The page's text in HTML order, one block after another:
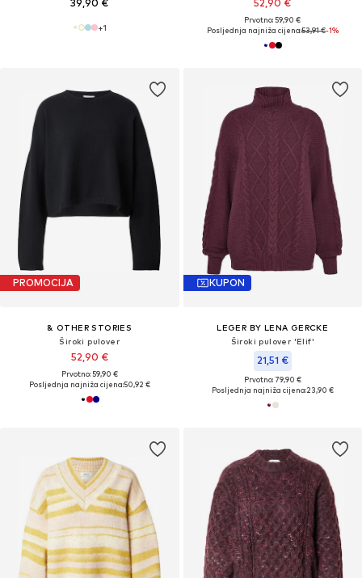
39,90 €
+1
52,90 €
Prvotno: 59,90 €
Posljednja najniža cijena:53,91 €-1%
PROMOCIJA
& OTHER STORIES
Široki pulover
52,90 €
Prvotno: 59,90 €
Posljednja najniža cijena:50,92 €
KUPON
LEGER BY LENA GERCKE
Široki pulover 'Elif'
21,51 €
Prvotno: 79,90 €
Posljednja najniža cijena:23,90 €